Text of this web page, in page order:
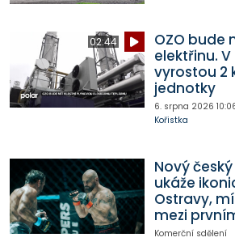
02:44
OZO bude
elektřinu.
vyrostou 2
jednotky
6. srpna 2026
Kořistka
Nový
ukáže
Ostravy,
mezi
Komerční sdělení